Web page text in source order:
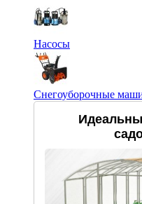
Насосы
Снегоуборочные